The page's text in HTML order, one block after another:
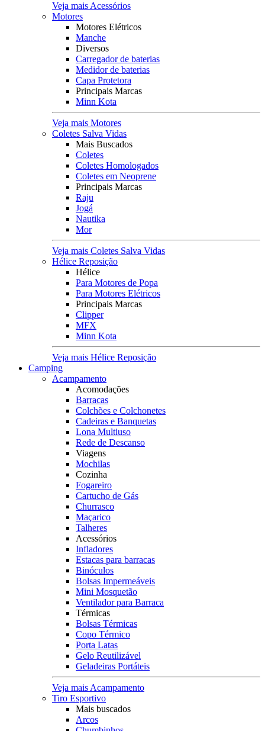
Veja mais Acessórios
Motores
Motores Elétricos
Manche
Diversos
Carregador de baterias
Medidor de baterias
Capa Protetora
Principais Marcas
Minn Kota
Veja mais Motores
Coletes Salva Vidas
Mais Buscados
Coletes
Coletes Homologados
Coletes em Neoprene
Principais Marcas
Raju
Jogá
Nautika
Mor
Veja mais Coletes Salva Vidas
Hélice Reposição
Hélice
Para Motores de Popa
Para Motores Elétricos
Principais Marcas
Clipper
MFX
Minn Kota
Veja mais Hélice Reposição
Camping
Acampamento
Acomodações
Barracas
Colchões e Colchonetes
Cadeiras e Banquetas
Lona Multiuso
Rede de Descanso
Viagens
Mochilas
Cozinha
Fogareiro
Cartucho de Gás
Churrasco
Maçarico
Talheres
Acessórios
Infladores
Estacas para barracas
Binóculos
Bolsas Impermeáveis
Mini Mosquetão
Ventilador para Barraca
Térmicas
Bolsas Térmicas
Copo Térmico
Porta Latas
Gelo Reutilizável
Geladeiras Portáteis
Veja mais Acampamento
Tiro Esportivo
Mais buscados
Arcos